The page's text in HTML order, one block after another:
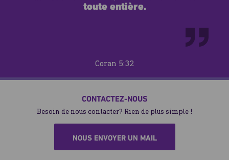
toute entière.
Coran 5:32
CONTACTEZ-NOUS
Besoin de nous contacter? Rien de plus simple !
NOUS ENVOYER UN MAIL